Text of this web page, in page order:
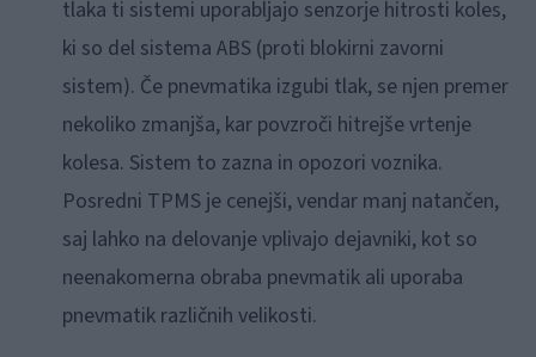
tlaka ti sistemi uporabljajo senzorje hitrosti koles,
ki so del sistema ABS (proti blokirni zavorni
sistem). Če pnevmatika izgubi tlak, se njen premer
nekoliko zmanjša, kar povzroči hitrejše vrtenje
kolesa. Sistem to zazna in opozori voznika.
Posredni TPMS je cenejši, vendar manj natančen,
saj lahko na delovanje vplivajo dejavniki, kot so
neenakomerna obraba pnevmatik ali uporaba
pnevmatik različnih velikosti.